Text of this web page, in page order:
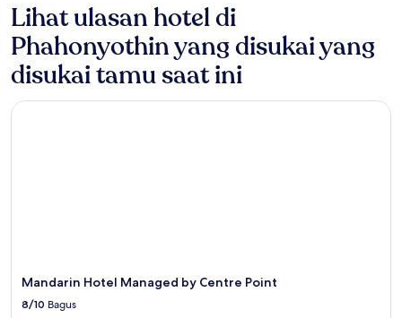
Lihat ulasan hotel di
Phahonyothin yang disukai yang
disukai tamu saat ini
Mandarin Hotel Managed by Centre Point
8/10 Bagus
Mandarin Hotel Managed by Centre Point